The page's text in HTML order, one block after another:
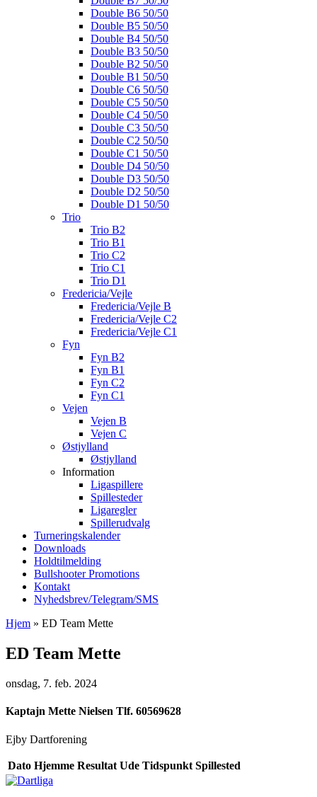
Double B6 50/50
Double B5 50/50
Double B4 50/50
Double B3 50/50
Double B2 50/50
Double B1 50/50
Double C6 50/50
Double C5 50/50
Double C4 50/50
Double C3 50/50
Double C2 50/50
Double C1 50/50
Double D4 50/50
Double D3 50/50
Double D2 50/50
Double D1 50/50
Trio
Trio B2
Trio B1
Trio C2
Trio C1
Trio D1
Fredericia/Vejle
Fredericia/Vejle B
Fredericia/Vejle C2
Fredericia/Vejle C1
Fyn
Fyn B2
Fyn B1
Fyn C2
Fyn C1
Vejen
Vejen B
Vejen C
Østjylland
Østjylland
Information
Ligaspillere
Spillesteder
Ligaregler
Spillerudvalg
Turneringskalender
Downloads
Holdtilmelding
Bullshooter Promotions
Kontakt
Nyhedsbrev/Telegram/SMS
Hjem » ED Team Mette
ED Team Mette
onsdag, 7. feb. 2024
Kaptajn Mette Nielsen Tlf. 60569628
Ejby Dartforening
Dato Hjemme Resultat Ude Tidspunkt Spillested